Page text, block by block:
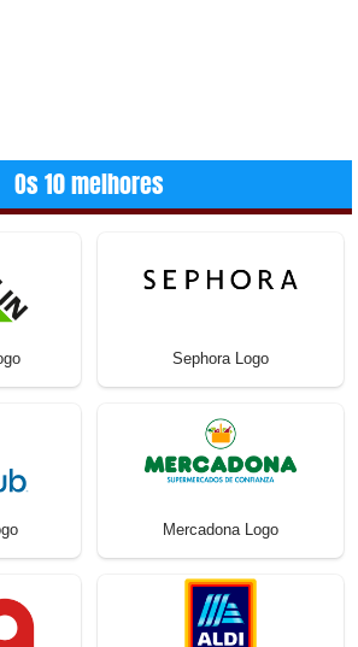
Os 10 melhores
Sephora Logo
Mercadona Logo